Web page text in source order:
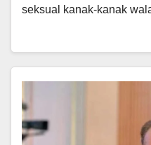
seksual kanak-kanak